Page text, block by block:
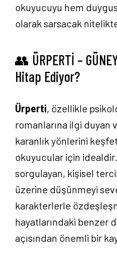
okuyucuyu hem
olarak sarsacak
👥 ÜRPERTİ –
Hitap Ediyor?
Ürperti, özellikle
romanlarına ilgi duyan
karanlık yönlerini
okuyucular için idealdir.
sorgulayan, kişisel
üzerine düşünmeyi
karakterlerle
hayatlarındaki benzer
açısından önemli bir